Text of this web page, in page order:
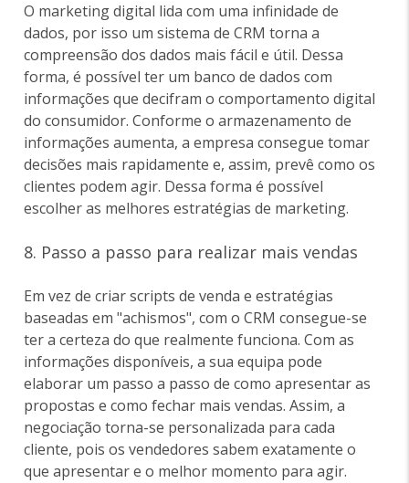
O marketing digital lida com uma infinidade de
dados, por isso um sistema de CRM torna a
compreensão dos dados mais fácil e útil. Dessa
forma, é possível ter um banco de dados com
informações que decifram o comportamento digital
do consumidor. Conforme o armazenamento de
informações aumenta, a empresa consegue tomar
decisões mais rapidamente e, assim, prevê como os
clientes podem agir. Dessa forma é possível
escolher as melhores estratégias de marketing.
8. Passo a passo para realizar mais vendas
Em vez de criar scripts de venda e estratégias
baseadas em "achismos", com o CRM consegue-se
ter a certeza do que realmente funciona. Com as
informações disponíveis, a sua equipa pode
elaborar um passo a passo de como apresentar as
propostas e como fechar mais vendas. Assim, a
negociação torna-se personalizada para cada
cliente, pois os vendedores sabem exatamente o
que apresentar e o melhor momento para agir.